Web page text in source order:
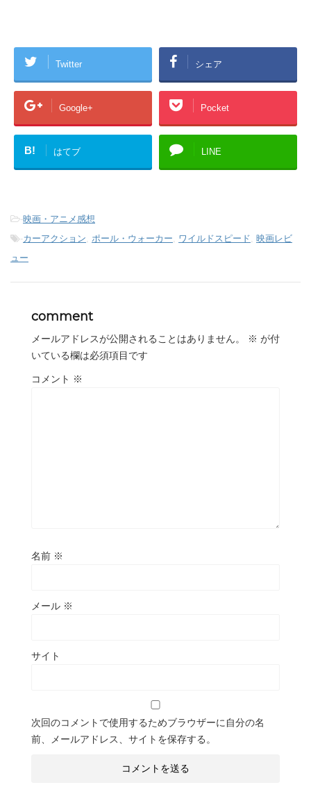
Twitter シェア
Google+ Pocket
B! はてブ LINE
-映画・アニメ感想
-カーアクション, ポール・ウォーカー, ワイルドスピード, 映画レビ
ュー
comment
メールアドレスが公開されることはありません。 ※ が付
いている欄は必須項目です
コメント ※
名前 ※
メール ※
サイト
次回のコメントで使用するためブラウザーに自分の名
前、メールアドレス、サイトを保存する。